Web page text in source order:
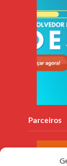
Parceiros